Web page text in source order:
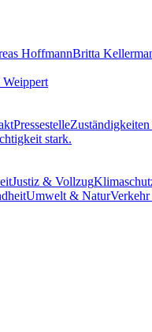
HoffmannBritta
Weippert
Pressestelle
stark.
Justiz & Vollzug
Umwelt & Natur